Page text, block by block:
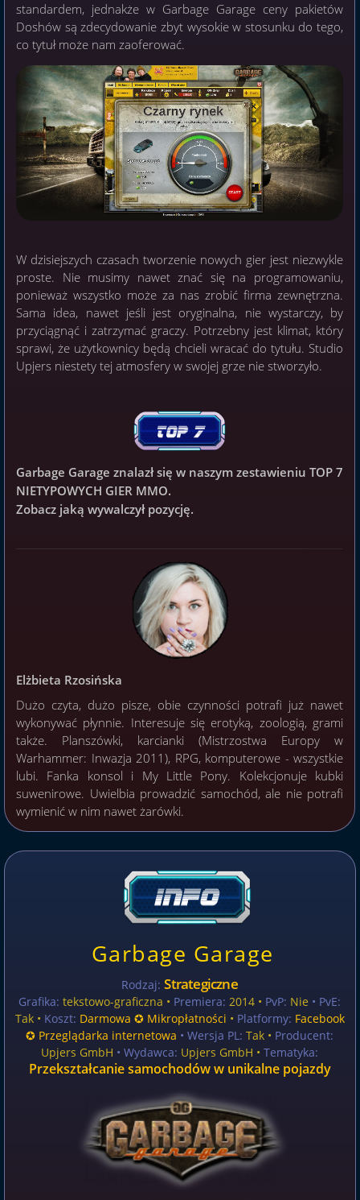
standardem, jednakże w Garbage Garage ceny pakietów
Doshów są zdecydowanie zbyt wysokie w stosunku do tego,
co tytuł może nam zaoferować.
W dzisiejszych czasach tworzenie nowych gier jest niezwykle
proste. Nie musimy nawet znać się na programowaniu,
ponieważ wszystko może za nas zrobić firma zewnętrzna.
Sama idea, nawet jeśli jest oryginalna, nie wystarczy, by
przyciągnąć i zatrzymać graczy. Potrzebny jest klimat, który
sprawi, że użytkownicy będą chcieli wracać do tytułu. Studio
Upjers niestety tej atmosfery w swojej grze nie stworzyło.
Garbage Garage znalazł się w naszym zestawieniu TOP 7
NIETYPOWYCH GIER MMO.
Zobacz jaką wywalczył pozycję.
Elżbieta Rzosińska
Dużo czyta, dużo pisze, obie czynności potrafi już nawet
wykonywać płynnie. Interesuje się erotyką, zoologią, grami
także. Planszówki, karcianki (Mistrzostwa Europy w
Warhammer: Inwazja 2011), RPG, komputerowe - wszystkie
lubi. Fanka konsol i My Little Pony. Kolekcjonuje kubki
suwenirowe. Uwielbia prowadzić samochód, ale nie potrafi
wymienić w nim nawet żarówki.
Garbage Garage
Rodzaj: Strategiczne
Grafika: tekstowo-graficzna • Premiera: 2014 • PvP: Nie • PvE:
Tak • Koszt: Darmowa ✪ Mikropłatności • Platformy: Facebook
✪ Przeglądarka internetowa • Wersja PL: Tak • Producent:
Upjers GmbH • Wydawca: Upjers GmbH •Tematyka:
Przekształcanie samochodów w unikalne pojazdy